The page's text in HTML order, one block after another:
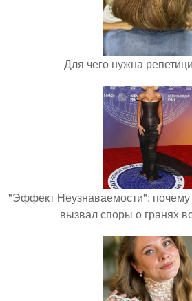
Для чего нужна
"Эффект Неузнаваемости":
вызвал споры о гранях